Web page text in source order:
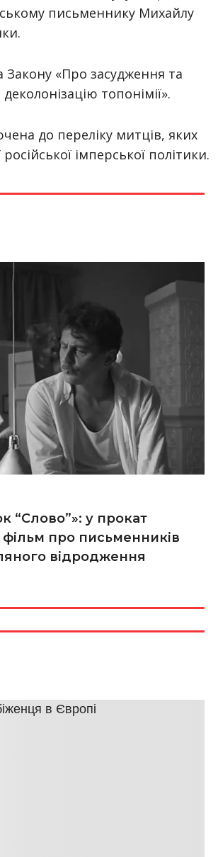
письменнику Михайлу
Закону «Про засудження та
топонімії».
до переліку митців, яких
імперської політики.
“Слово”»: у прокат
про письменників
відродження